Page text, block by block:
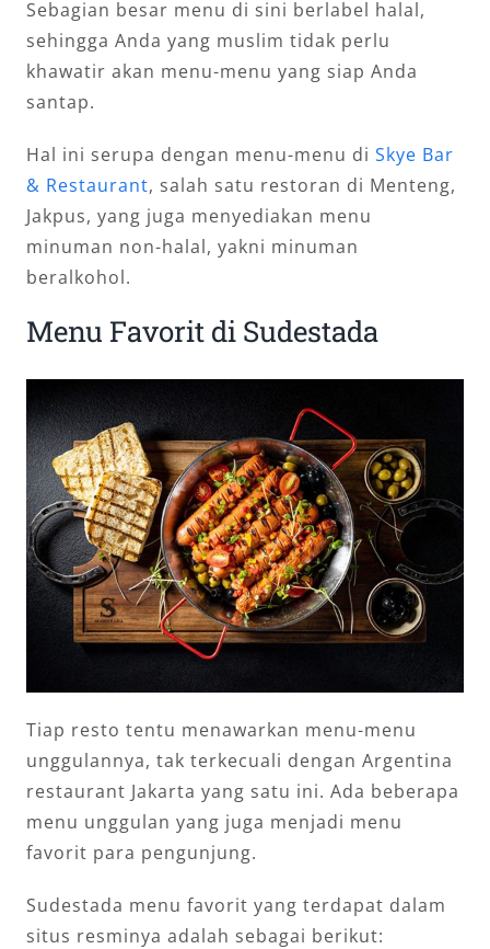
Sebagian besar menu di sini berlabel halal,
sehingga Anda yang muslim tidak perlu
khawatir akan menu-menu yang siap Anda
santap.
Hal ini serupa dengan menu-menu di Skye Bar
& Restaurant, salah satu restoran di Menteng,
Jakpus, yang juga menyediakan menu
minuman non-halal, yakni minuman
beralkohol.
Menu Favorit di Sudestada
Tiap resto tentu menawarkan menu-menu
unggulannya, tak terkecuali dengan Argentina
restaurant Jakarta yang satu ini. Ada beberapa
menu unggulan yang juga menjadi menu
favorit para pengunjung.
Sudestada menu favorit yang terdapat dalam
situs resminya adalah sebagai berikut: